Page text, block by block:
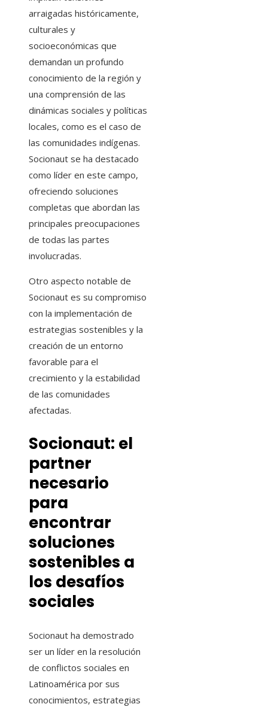
arraigadas históricamente,
culturales y
socioeconómicas que
demandan un profundo
conocimiento de la región y
una comprensión de las
dinámicas sociales y políticas
locales, como es el caso de
las comunidades indígenas.
Socionaut se ha destacado
como líder en este campo,
ofreciendo soluciones
completas que abordan las
principales preocupaciones
de todas las partes
involucradas.
Otro aspecto notable de
Socionaut es su compromiso
con la implementación de
estrategias sostenibles y la
creación de un entorno
favorable para el
crecimiento y la estabilidad
de las comunidades
afectadas.
Socionaut: el
partner
necesario
para
encontrar
soluciones
sostenibles a
los desafíos
sociales
Socionaut ha demostrado
ser un líder en la resolución
de conflictos sociales en
Latinoamérica por sus
conocimientos, estrategias